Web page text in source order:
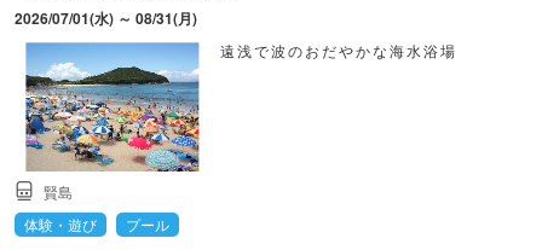
2026/07/01(水) ～ 08/31(月)
遠浅で波のおだやかな海水浴場
賢島
体験・遊び
プール